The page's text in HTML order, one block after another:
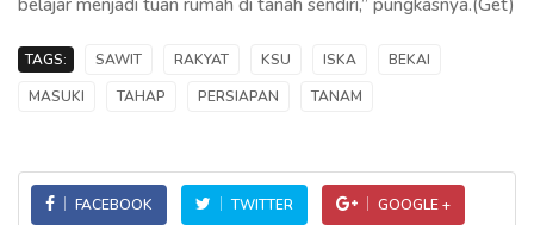
TAGS: SAWIT RAKYAT KSU ISKA
BEKAI
MASUKI
TAHAP PERSIAPAN TANAM
FACEBOOK TWITTER GOOGLE +